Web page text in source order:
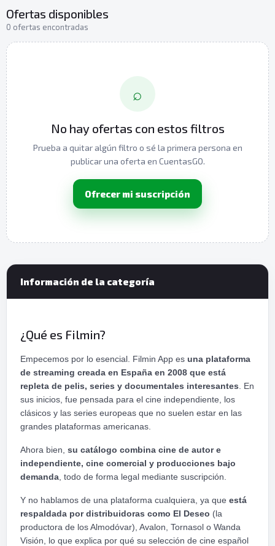
Ofertas disponibles
0 ofertas encontradas
⌕
No hay ofertas con estos filtros
Prueba a quitar algún filtro o sé la primera persona en
publicar una oferta en CuentasGO.
Ofrecer mi suscripción
Información de la categoría
¿Qué es Filmin?
Empecemos por lo esencial. Filmin App es una plataforma
de streaming creada en España en 2008 que está
repleta de pelis, series y documentales interesantes . En
sus inicios, fue pensada para el cine independiente, los
clásicos y las series europeas que no suelen estar en las
grandes plataformas americanas.
Ahora bien, su catálogo combina cine de autor e
independiente, cine comercial y producciones bajo
demanda , todo de forma legal mediante suscripción.
Y no hablamos de una plataforma cualquiera, ya que está
respaldada por distribuidoras como El Deseo (la
productora de los Almodóvar), Avalon, Tornasol o Wanda
Visión, lo que explica por qué su selección de cine español